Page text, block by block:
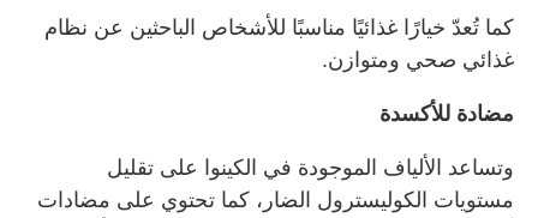
كما تُعدّ خيارًا غذائيًا مناسبًا للأشخاص الباحثين عن نظام
غذائي صحي ومتوازن.
مضادة للأكسدة
وتساعد الألياف الموجودة في الكينوا على تقليل
مستويات الكوليسترول الضار، كما تحتوي على مضادات